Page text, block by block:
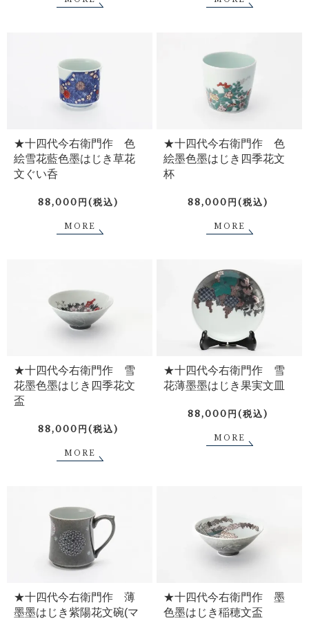
★十四代今右衛門作 色
絵雪花藍色墨はじき草花
文ぐい呑
88,000円(税込)
MORE
★十四代今右衛門作 色
絵墨色墨はじき四季花文
杯
88,000円(税込)
MORE
★十四代今右衛門作 雪
花墨色墨はじき四季花文
盃
88,000円(税込)
MORE
★十四代今右衛門作 雪
花薄墨墨はじき果実文皿
88,000円(税込)
MORE
★十四代今右衛門作 薄
墨墨はじき紫陽花文碗(マ
★十四代今右衛門作 墨
色墨はじき稲穂文盃